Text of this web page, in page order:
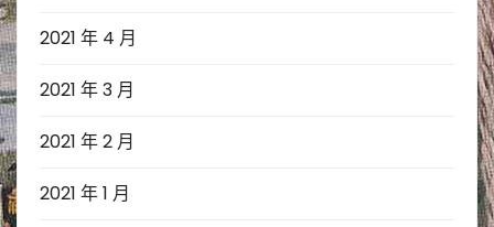
2021 年 4 月
2021 年 3 月
2021 年 2 月
2021 年 1 月